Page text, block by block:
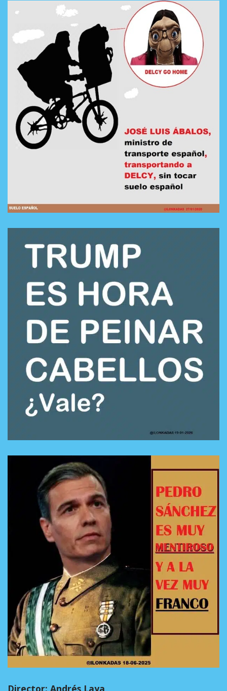
Director: Andrés Laya